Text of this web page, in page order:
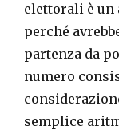
elettorali è un
perché
partenza da
numero
semplice